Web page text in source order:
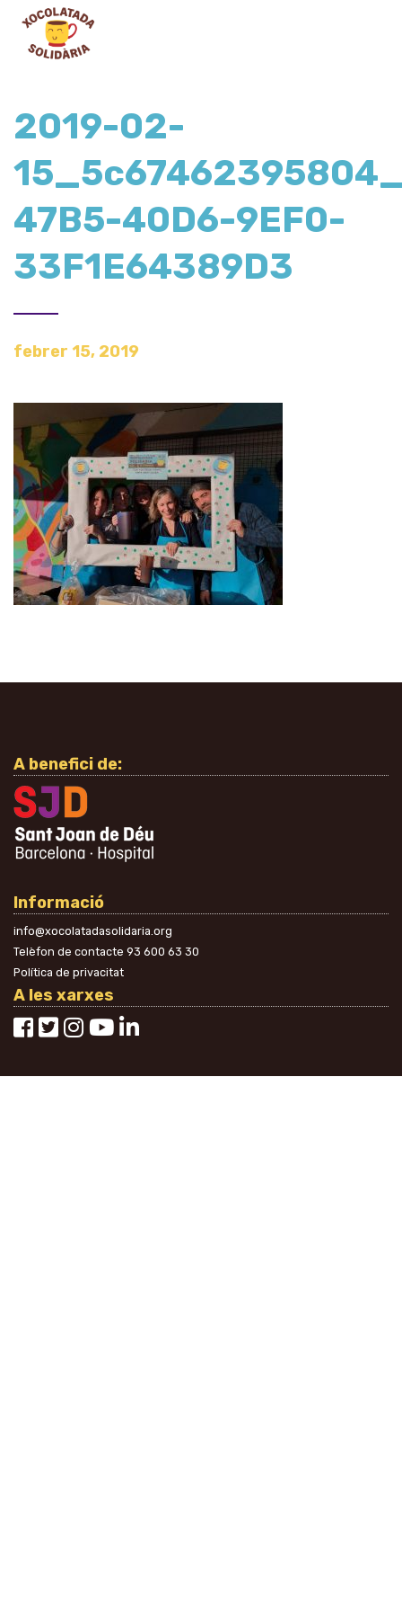
2019-02-
47B5-40D6-9EF0-
33F1E64389D3
febrer 15, 2019
A benefici de:
Informació
info@xocolatadasolidaria.org
Telèfon de contacte 93 600 63 30
Política de privacitat
A les xarxes